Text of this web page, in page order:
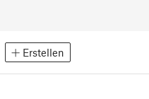
Erstellen